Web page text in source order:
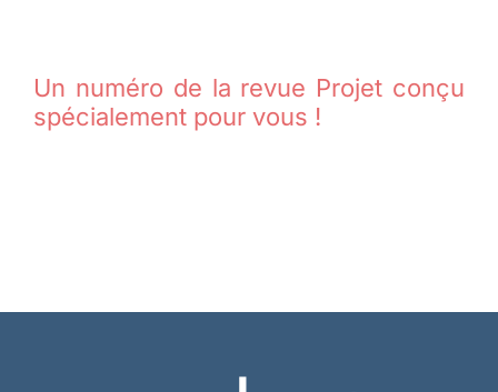
Un numéro de la revue Projet conçu
spécialement pour vous !